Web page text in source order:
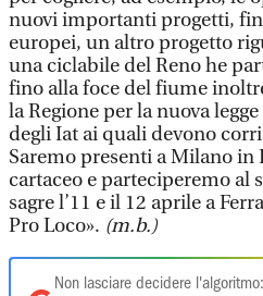
nuovi importanti progetti,
europei, un altro progetto
una ciclabile del Reno he
fino alla foce del fiume
la Regione per la nuova
degli Iat ai quali devono
Saremo presenti a Milano in
cartaceo e parteciperemo al
sagre l’11 e il 12 aprile a
Pro Loco». (m.b.)
Non lasciare decidere l'algoritmo: